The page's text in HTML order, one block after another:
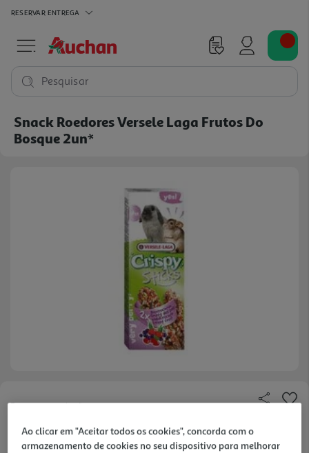
RESERVAR ENTREGA
Pesquisar
Snack Roedores Versele Laga Frutos Do
Bosque 2un*
Faça a sua avaliação
Ao clicar em "Aceitar todos os cookies", concorda com o
armazenamento de cookies no seu dispositivo para melhorar